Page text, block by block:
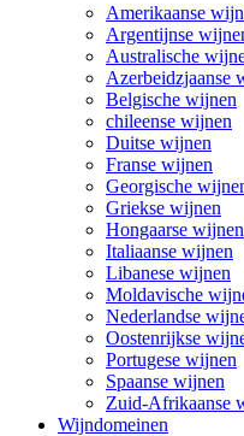
Amerikaanse
Argentijnse
Australische
Azerbeidzjaanse
Belgische wijnen
chileense wijnen
Duitse wijnen
Franse wijnen
Georgische
Griekse wijnen
Hongaarse wijnen
Italiaanse wijnen
Libanese wijnen
Moldavische
Nederlandse
Oostenrijkse
Portugese wijnen
Spaanse wijnen
Zuid-Afrikaanse
Wijndomeinen